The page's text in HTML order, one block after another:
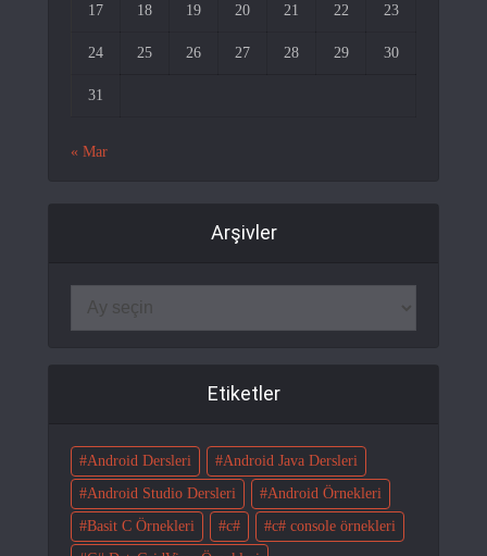
17 18 19 20 21 22 23
24 25 26 27 28 29 30
31
« Mar
Arşivler
Etiketler
Android Dersleri
Android Java Dersleri
Android Studio Dersleri
Android Örnekleri
Basit C Örnekleri
c#
c# console örnekleri